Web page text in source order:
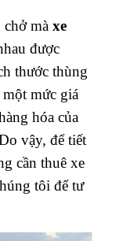
chở mà xe
được
thước thùng
mức giá
hóa của
vậy, để tiết
cần thuê xe
tôi để tư